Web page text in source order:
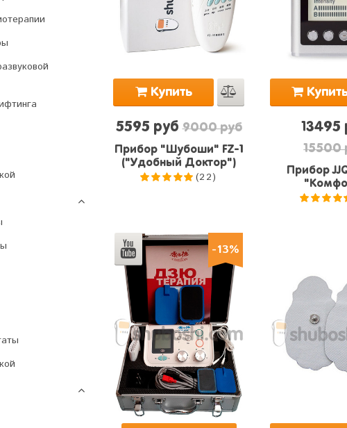
Купить
5595 руб9000 руб
Прибор "Шубоши" FZ-1
("Удобный Доктор")
(22)
13495
15500
Прибор
-13%